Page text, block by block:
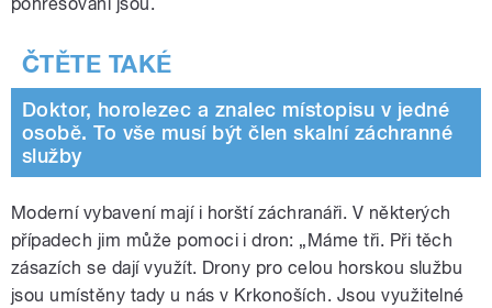
pohřešovaní jsou.
Doktor, horolezec a znalec místopisu v jedné
osobě. To vše musí být člen skalní záchranné
služby
Moderní vybavení mají i horští záchranáři. V některých
případech jim může pomoci i dron: „Máme tři. Při těch
zásazích se dají využít. Drony pro celou horskou službu
jsou umístěny tady u nás v Krkonoších. Jsou využitelné